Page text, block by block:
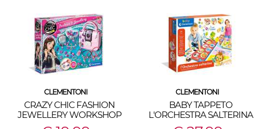
CLEMENTONI
CRAZY CHIC FASHION
JEWELLERY WORKSHOP
BORSA GIOIELLI
CLEMENTONI
BABY TAPPETO
L'ORCHESTRA SALTERINA